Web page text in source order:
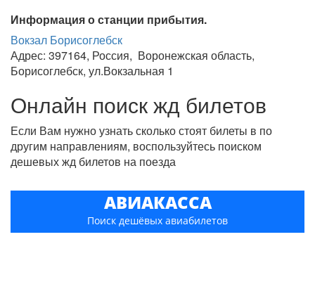
Информация о станции прибытия.
Вокзал Борисоглебск
Адрес: 397164, Россия, Воронежская область,
Борисоглебск, ул.Вокзальная 1
Онлайн поиск жд билетов
Если Вам нужно узнать сколько стоят билеты в по
другим направлениям, воспользуйтесь поиском
дешевых жд билетов на поезда
АВИАКАССА
Поиск дешёвых авиабилетов